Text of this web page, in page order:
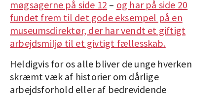
møgsagerne på side 12 – og har på side 20
fundet frem til det gode eksempel på en
museumsdirektør, der har vendt et giftigt
arbejdsmiljø til et givtigt fællesskab.
Heldigvis for os alle bliver de unge hverken
skræmt væk af historier om dårlige
arbejdsforhold eller af bedrevidende